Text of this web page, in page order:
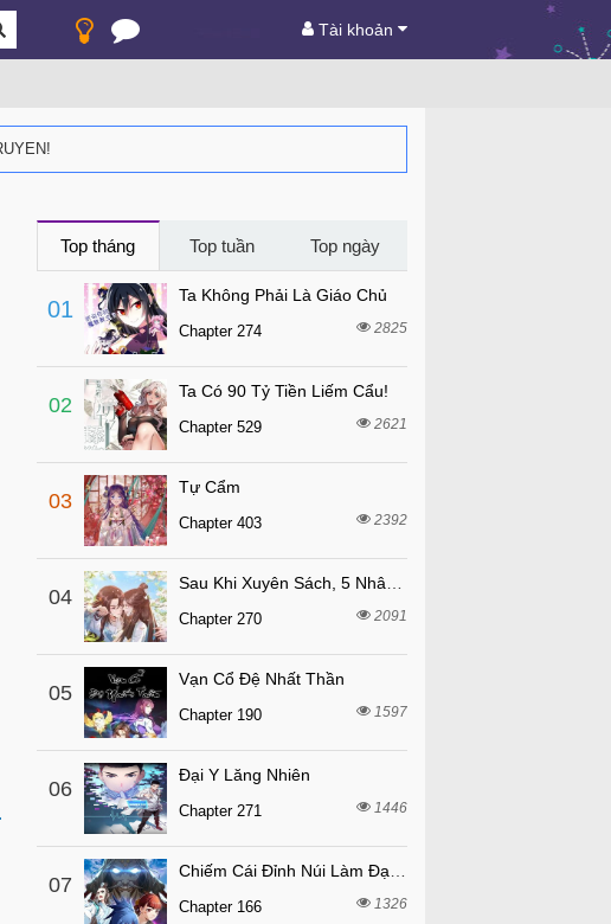
Tài khoản
Top tháng Top tuần Top ngày
01
Ta Không Phải Là Giáo Chủ
Chapter 274 2825
02
Ta Có 90 Tỷ Tiền Liếm Cẩu!
Chapter 529 2621
03
Tự Cẩm
Chapter 403 2392
04
Chapter 270 2091
05
Vạn Cổ Đệ Nhất Thần
Chapter 190 1597
06
Đại Y Lăng Nhiên
Chapter 271 1446
07
Chapter 166 1326